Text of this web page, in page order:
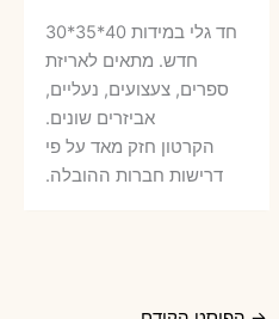
המקורי
היה:
7 ₪.
הוא:
חד גלי במידות 40*35*30
חדש. מתאים לאריזת
ספרים, צעצועים, נעליים,
אביזרים שונים.
הקרטון חזק מאד על פי
דרישות חברות ההובלה.